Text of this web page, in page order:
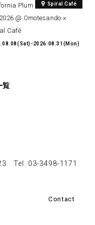
Spiral Café
Plum & Nectarine
@ Omotesando ×
Café
2026.08.31(Mon)
覧
23Tel. 03-3498-1171
Contact